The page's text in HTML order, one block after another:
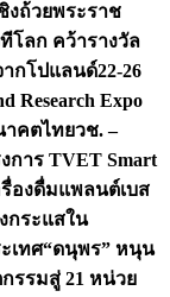
งถ้วยพระราช
โลก คว้ารางวัล
ากโปแลนด์22-26
Research Expo
าคตไทยวช. –
าร TVET Smart
รื่องดื่มแพลนต์เบส
กระแสใน
เทศ“ดนุพร” หนุน
รรมสู่ 21 หน่วย